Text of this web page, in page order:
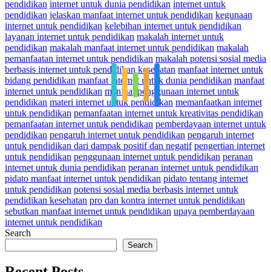
pendidikan internet untuk dunia pendidikan internet untuk
pendidikan jelaskan manfaat internet untuk pendidikan kegunaan
internet untuk pendidikan kelebihan internet untuk pendidikan
layanan internet untuk pendidikan makalah internet untuk
pendidikan makalah manfaat internet untuk pendidikan makalah
pemanfaatan internet untuk pendidikan makalah potensi sosial media
berbasis internet untuk pendidikan kesehatan manfaat internet untuk
bidang pendidikan manfaat internet untuk dunia pendidikan manfaat
internet untuk pendidikan manfaat penggunaan internet untuk
pendidikan materi internet untuk pendidikan memanfaatkan internet
untuk pendidikan pemanfaatan internet untuk kreativitas pendidikan
pemanfaatan internet untuk pendidikan pemberdayaan internet untuk
pendidikan pengaruh internet untuk pendidikan pengaruh internet
untuk pendidikan dari dampak positif dan negatif pengertian internet
untuk pendidikan penggunaan internet untuk pendidikan peranan
internet untuk dunia pendidikan peranan internet untuk pendidikan
pidato manfaat internet untuk pendidikan pidato tentang internet
untuk pendidikan potensi sosial media berbasis internet untuk
pendidikan kesehatan pro dan kontra internet untuk pendidikan
sebutkan manfaat internet untuk pendidikan upaya pemberdayaan
internet untuk pendidikan
Search
Search